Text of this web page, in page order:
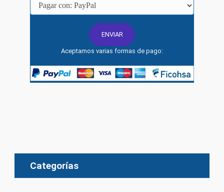
Aceptamos varias formas de pago:
Categorías